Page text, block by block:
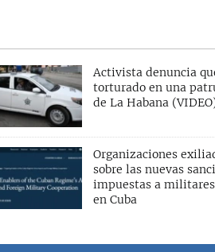
Activista denuncia
torturado en una
de La Habana
Organizaciones
sobre las nuevas
impuestas a
en Cuba